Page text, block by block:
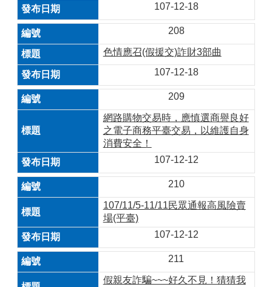
107-12-18
208
色情應召(假援交)詐財3部曲
107-12-18
209
網路購物交易時，應慎選商譽良好
之電子商務平臺交易，以維護自身
消費安全！
107-12-12
210
107/11/5-11/11民眾通報高風險賣
場(平臺)
107-12-12
211
假親友詐騙~~~好久不見！猜猜我